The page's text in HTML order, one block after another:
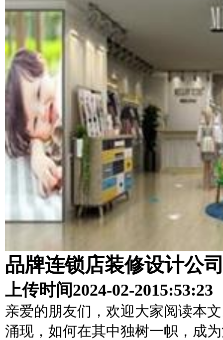
品牌连锁店装修设计公
上传时间2024-02-2015:53:23
亲爱的朋友们，欢迎大家阅读本
涌现，如何在其中独树一帜，成